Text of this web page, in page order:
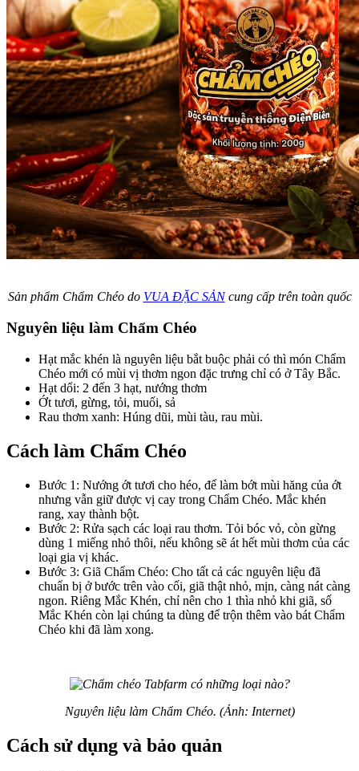
Sản phẩm Chẩm Chéo do VUA ĐẶC SẢNcung cấp trên toàn quốc
Nguyên liệu làm Chẩm Chéo
Hạt mắc khén là nguyên liệu bắt buộc phải có thì món Chẩm
Chéo mới có mùi vị thơm ngon đặc trưng chỉ có ở Tây Bắc.
Hạt dổi: 2 đến 3 hạt, nướng thơm
Ớt tươi, gừng, tỏi, muối, sả
Rau thơm xanh: Húng dũi, mùi tàu, rau mùi.
Cách làm Chẩm Chéo
Bước 1: Nướng ớt tươi cho héo, để làm bớt mùi hăng của ớt
nhưng vẫn giữ được vị cay trong Chẩm Chéo. Mắc khén
rang, xay thành bột.
Bước 2: Rửa sạch các loại rau thơm. Tỏi bóc vỏ, còn gừng
dùng 1 miếng nhỏ thôi, nếu không sẽ át hết mùi thơm của các
loại gia vị khác.
Bước 3: Giã Chẩm Chéo: Cho tất cả các nguyên liệu đã
chuẩn bị ở bước trên vào cối, giã thật nhỏ, mịn, càng nát càng
ngon. Riêng Mắc Khén, chỉ nên cho 1 thìa nhỏ khi giã, số
Mắc Khén còn lại chúng ta dùng để trộn thêm vào bát Chẩm
Chéo khi đã làm xong.
Nguyên liệu làm Chẩm Chéo. (Ảnh: Internet)
Cách sử dụng và bảo quản